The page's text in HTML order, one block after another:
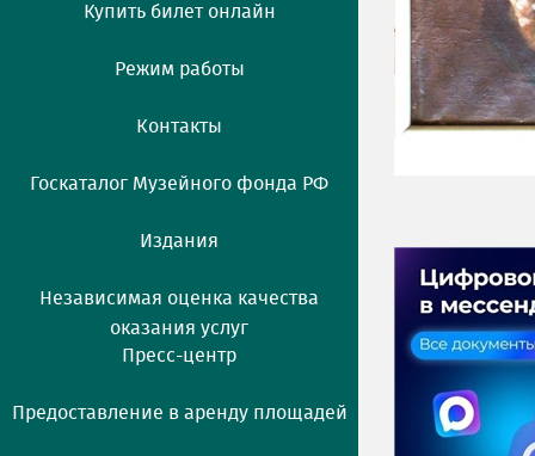
Купить билет онлайн
Режим работы
Контакты
Госкаталог Музейного фонда РФ
Издания
Независимая оценка качества
оказания услуг
Пресс-центр
Предоставление в аренду площадей